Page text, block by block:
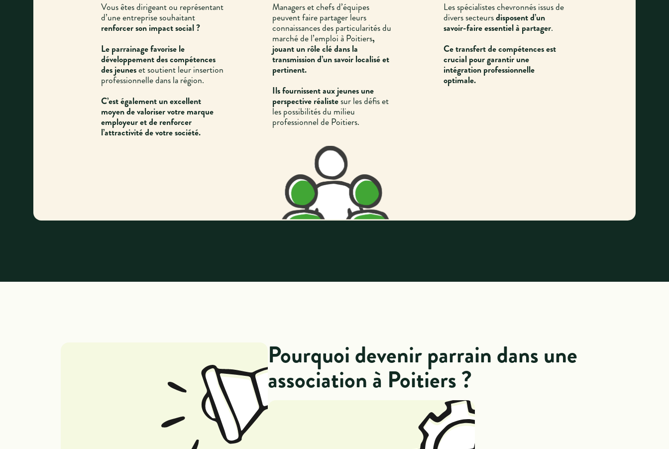
Vous êtes dirigeant ou représentant
d’une entreprise souhaitant
renforcer son impact social ?
Le parrainage favorise le
développement des compétences
des jeuneset soutient leur insertion
professionnelle dans la région.
C’est également un excellent
moyen de valoriser votre marque
employeur et de renforcer
l’attractivité de votre société.
Managers et chefs d’équipes
peuvent faire partager leurs
connaissances des particularités du
marché de l’emploi à Poitiers,
jouant un rôle clé dans la
transmission d’un savoir localisé et
pertinent.
Ils fournissent aux jeunes une
perspective réalistesur les défis et
les possibilités du milieu
professionnel de Poitiers.
Les spécialistes chevronnés issus de
divers secteursdisposent d’un
savoir-faire essentiel à partager.
Ce transfert de compétences est
crucial pour garantir une
intégration professionnelle
optimale.
Pourquoi devenir parrain dans une
association à Poitiers ?